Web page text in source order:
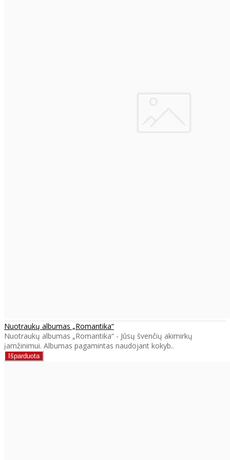
Nuotraukų albumas „Romantika“
Nuotraukų albumas „Romantika“ - Jūsų švenčių akimirkų
įamžinimui. Albumas pagamintas naudojant kokyb..